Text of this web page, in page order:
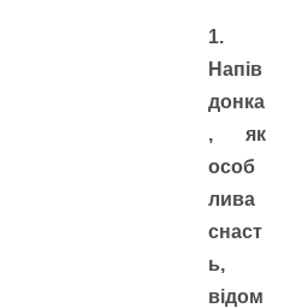
1.
Напів
донка
, як
особ
лива
снаст
ь,
відом